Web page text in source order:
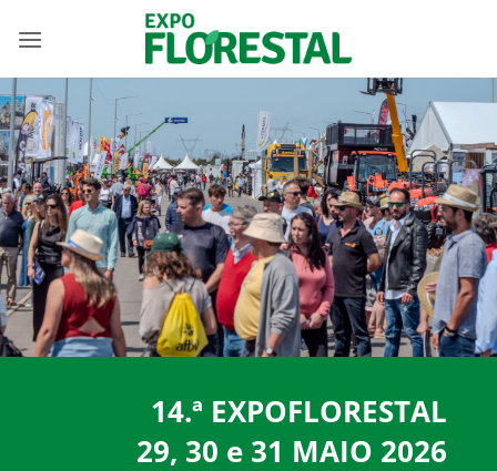
14.ª EXPOFLORESTAL
29, 30 e 31 MAIO 2026